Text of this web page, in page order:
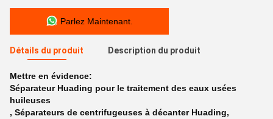
Parlez Maintenant.
Détails du produit Description du produit
Mettre en évidence:
Séparateur Huading pour le traitement des eaux usées
huileuses
, Séparateurs de centrifugeuses à décanter Huading,